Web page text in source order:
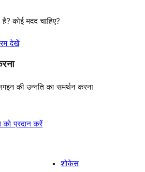
कोई मदद चाहिए?
देखें
की उन्नति का समर्थन करना
को प्रदान करें
शोकेस